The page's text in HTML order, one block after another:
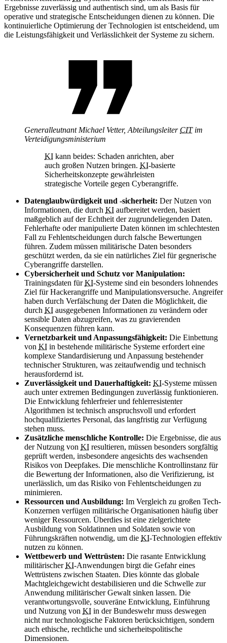
Ergebnisse zuverlässig und authentisch sind, um als Basis für
operative und strategische Entscheidungen dienen zu können. Die
kontinuierliche Optimierung der Technologien ist entscheidend, um
die Leistungsfähigkeit und Verlässlichkeit der Systeme zu sichern.
Generalleutnant Michael Vetter, Abteilungsleiter CITim
Verteidigungsministerium
KI kann beides: Schaden anrichten, aber
auch großen Nutzen bringen. KI-basierte
Sicherheitskonzepte gewährleisten
strategische Vorteile gegen Cyberangriffe.
Datenglaubwürdigkeit und -sicherheit: Der Nutzen von
Informationen, die durch KI aufbereitet werden, basiert
maßgeblich auf der Echtheit der zugrundeliegenden Daten.
Fehlerhafte oder manipulierte Daten können im schlechtesten
Fall zu Fehlentscheidungen durch falsche Bewertungen
führen. Zudem müssen militärische Daten besonders
geschützt werden, da sie ein natürliches Ziel für gegnerische
Cyberangriffe darstellen.
Cybersicherheit und Schutz vor Manipulation:
Trainingsdaten fürKI-Systeme sind ein besonders lohnendes
Ziel für Hackerangriffe und Manipulationsversuche. Angreifer
haben durch Verfälschung der Daten die Möglichkeit, die
durch KI ausgegebenen Informationen zu verändern oder
sensible Daten abzugreifen, was zu gravierenden
Konsequenzen führen kann.
Vernetzbarkeit und Anpassungsfähigkeit: Die Einbettung
von KI in bestehende militärische Systeme erfordert eine
komplexe Standardisierung und Anpassung bestehender
technischer Strukturen, was zeitaufwendig und technisch
herausfordernd ist.
Zuverlässigkeit und Dauerhaftigkeit: KI-Systeme müssen
auch unter extremen Bedingungen zuverlässig funktionieren.
Die Entwicklung fehlerfreier und fehlerresistenter
Algorithmen ist technisch anspruchsvoll und erfordert
hochqualifiziertes Personal, das langfristig zur Verfügung
stehen muss.
Zusätzliche menschliche Kontrolle: Die Ergebnisse, die aus
der Nutzung von KI resultieren, müssen besonders sorgfältig
geprüft werden, insbesondere angesichts des wachsenden
Risikos von Deepfakes. Die menschliche Kontrollinstanz für
die Bewertung der Informationen, also die Verifizierung, ist
unerlässlich, um das Risiko von Fehlentscheidungen zu
minimieren.
Ressourcen und Ausbildung: Im Vergleich zu großen Tech-
Konzernen verfügen militärische Organisationen häufig über
weniger Ressourcen. Überdies ist eine zielgerichtete
Ausbildung von Soldatinnen und Soldaten sowie von
Führungskräften notwendig, um die KI-Technologien effektiv
nutzen zu können.
Wettbewerb und Wettrüsten: Die rasante Entwicklung
militärischerKI-Anwendungen birgt die Gefahr eines
Wettrüstens zwischen Staaten. Dies könnte das globale
Machtgleichgewicht destabilisieren und die Schwelle zur
Anwendung militärischer Gewalt sinken lassen. Die
verantwortungsvolle, souveräne Entwicklung, Einführung
und Nutzung von KI in der Bundeswehr muss deswegen
nicht nur technologische Faktoren berücksichtigen, sondern
auch ethische, rechtliche und sicherheitspolitische
Dimensionen.